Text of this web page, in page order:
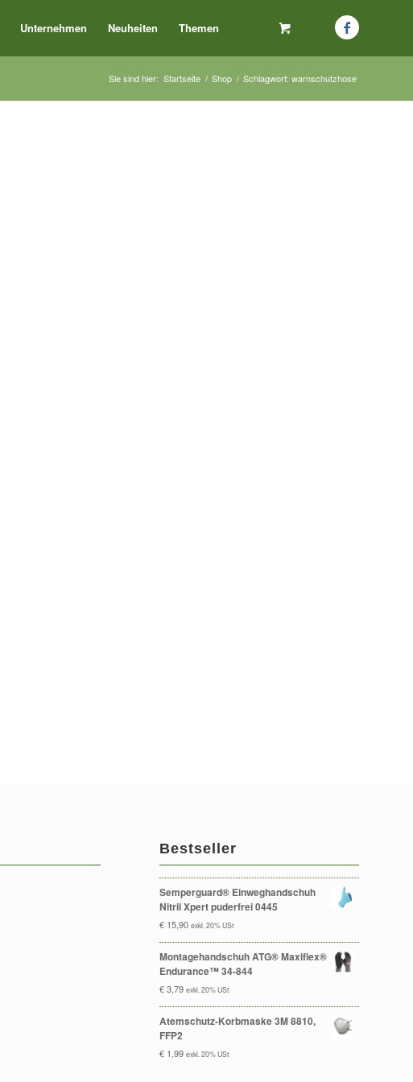
Unternehmen Neuheiten Themen
Sie sind hier: Startseite / Shop / Schlagwort: warnschutzhose
Bestseller
Semperguard® Einweghandschuh
Nitril Xpert puderfrei 0445
€15,90 exkl. 20% USt
Montagehandschuh ATG® Maxiflex®
Endurance™ 34-844
€3,79 exkl. 20% USt
Atemschutz-Korbmaske 3M 8810,
FFP2
€1,99 exkl. 20% USt